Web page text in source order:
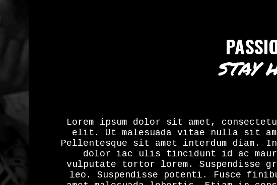
STAY
Lorem ipsum dolor sit amet,
elit. Ut malesuada vitae nulla sit
Pellentesque sit amet interdum diam.
dolor iac ulis tincidunt id ac
vulputate tortor lorem. Suspendisse
leo. Suspendisse potenti. Fusce